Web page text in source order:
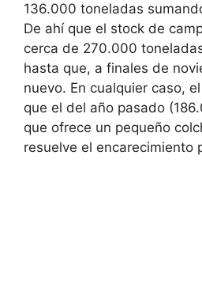
136.000 toneladas
De ahí que el stock de
cerca de 270.000
hasta que, a finales de
nuevo. En cualquier caso,
que el del año pasado
que ofrece un pequeño
resuelve el encarecimiento